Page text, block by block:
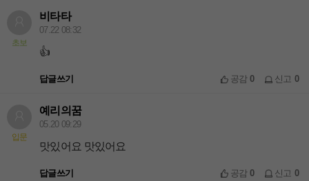
초보
비타타
07.22 08:32
👍
답글쓰기 공감0 신고 0
입문
예리의꿈
05.20 09:29
맛있어요 맛있어요
답글쓰기 공감0 신고 0